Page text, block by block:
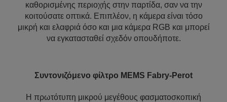
καθορισμένης περιοχής στην παρτίδα, σαν να την
κοιτούσατε οπτικά. Επιπλέον, η κάμερα είναι τόσο
μικρή και ελαφριά όσο και μια κάμερα RGB και μπορεί
να εγκατασταθεί σχεδόν οπουδήποτε.
Συντονιζόμενο φίλτρο MEMS Fabry-Perot
Η πρωτότυπη μικρού μεγέθους φασματοσκοπική